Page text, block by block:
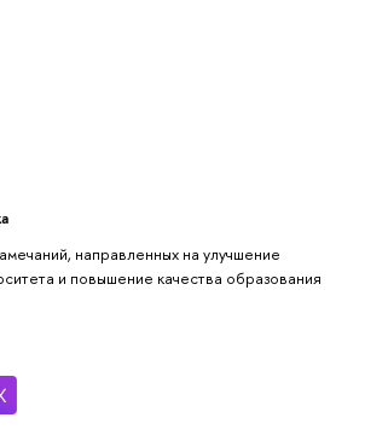
направленных на улучшение
и повышение качества образования